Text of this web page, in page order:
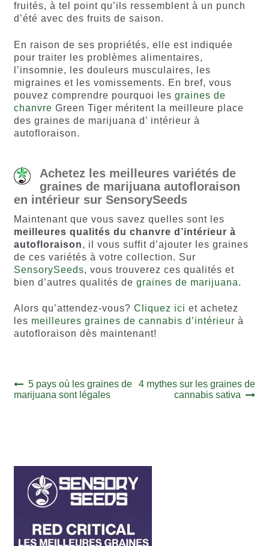
fruités, à tel point qu’ils ressemblent à un punch
d’été avec des fruits de saison.
En raison de ses propriétés, elle est indiquée
pour traiter les problèmes alimentaires,
l’insomnie, les douleurs musculaires, les
migraines et les vomissements. En bref, vous
pouvez comprendre pourquoi les graines de
chanvre Green Tiger méritent la meilleure place
des graines de marijuana d’ intérieur à
autofloraison.
Achetez les meilleures variétés de
graines de marijuana autofloraison
en intérieur sur SensorySeeds
Maintenant que vous savez quelles sont les
meilleures qualités du chanvre d’intérieur à
autofloraison, il vous suffit d’ajouter les graines
de ces variétés à votre collection. Sur
SensorySeeds, vous trouverez ces qualités et
bien d’autres qualités de graines de marijuana.
Alors qu’attendez-vous? Cliquez ici et achetez
les meilleures graines de cannabis d’intérieur à
autofloraison dès maintenant!
Navigation
de
Article
précédent :
5 pays où les graines de
marijuana sont légales
Article
4 mythes sur les graines de
cannabis sativa